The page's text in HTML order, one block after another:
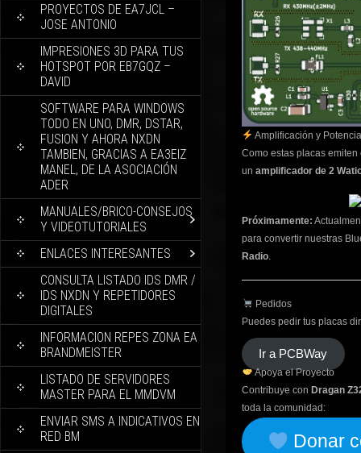
PROYECTOS DE EA7JCL –
JOSE ANTONIO
IMPRESIONES 3D PARA TUS
HOTSPOT POR EB7GQZ –
DAVID
SOFTWARE PARA WINDOWS
TODO EN UNO, DMR, DSTAR,
FUSION Y AHORA NXDN
TAMBIEN, GRACIAS A EA3EIZ
MANEL, DE LA ASOCIACIÓN
ADER
MANUALES/BRICO-CONSEJOS
Y VIDEOTUTORIALES
ENLACES INTERESANTES
CONSULTA LISTADO IDS DMR /
IDS NXDN Y REPETIDORES
DIGITALES
INFORMACION REPES ZONA EA
BRANDMEISTER
LISTADO DE SERVIDORES
MASTER PARA EL MMDVM
ENVIAR SMS A INDICATIVOS EN
RED BM
Amplificación y Potencia
Como estas placas
un amplificador de 2
Próximamente:
para convertir nuestras
Radio.
Pedidos
Puedes pedir tus placas
Ir a PCBWay
Apoya el Proyecto
Contribuye con Dragan
toda la comunidad:
Donar